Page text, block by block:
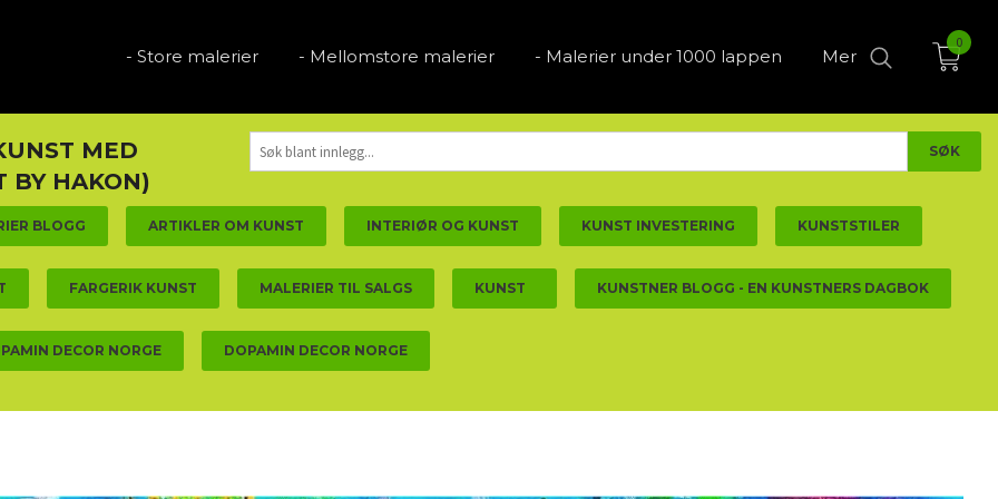
- Store malerier - Mellomstore malerier - Malerier under 1000 lappen Mer
0
MED
BY HAKON)
BLOGG ARTIKLER OM KUNST INTERIØR OG KUNST KUNST INVESTERING KUNSTSTILER
FARGERIK KUNST MALERIER TIL SALGS KUNST KUNSTNER BLOGG - EN KUNSTNERS DAGBOK
DECOR NORGE DOPAMIN DECOR NORGE